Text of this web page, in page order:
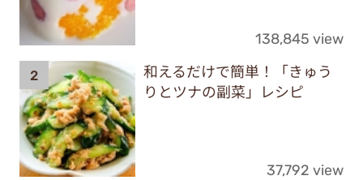
138,845 view
和えるだけで簡単！「きゅう
りとツナの副菜」レシピ
37,792 view